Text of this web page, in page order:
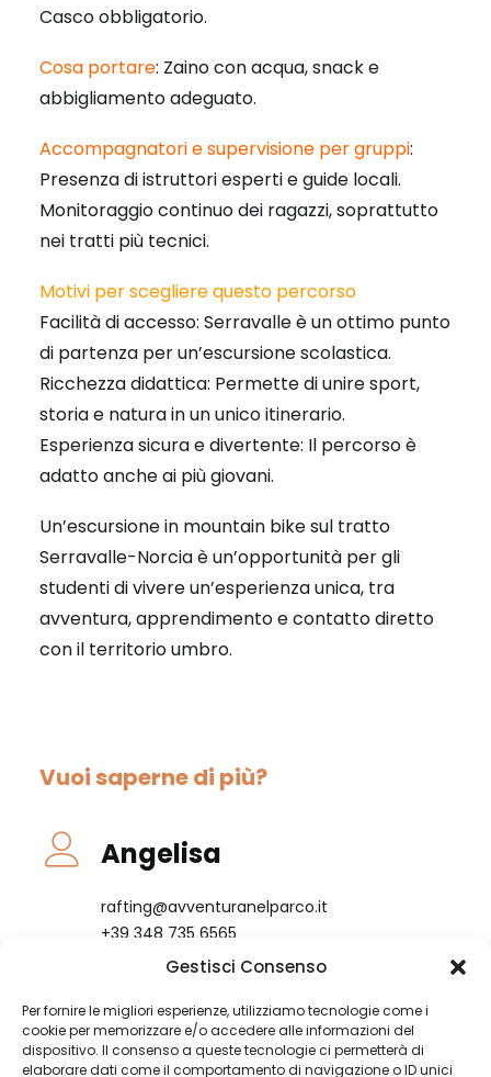
Gestisci Consenso
Per fornire le migliori esperienze, utilizziamo tecnologie come i
cookie per memorizzare e/o accedere alle informazioni del
dispositivo. Il consenso a queste tecnologie ci permetterà di
elaborare dati come il comportamento di navigazione o ID unici
Casco obbligatorio.
Cosa portare: Zaino con acqua, snack e
abbigliamento adeguato.
Accompagnatori e supervisione per gruppi:
Presenza di istruttori esperti e guide locali.
Monitoraggio continuo dei ragazzi, soprattutto
nei tratti più tecnici.
Motivi per scegliere questo percorso
Facilità di accesso: Serravalle è un ottimo punto
di partenza per un’escursione scolastica.
Ricchezza didattica: Permette di unire sport,
storia e natura in un unico itinerario.
Esperienza sicura e divertente: Il percorso è
adatto anche ai più giovani.
Un’escursione in mountain bike sul tratto
Serravalle-Norcia è un’opportunità per gli
studenti di vivere un’esperienza unica, tra
avventura, apprendimento e contatto diretto
con il territorio umbro.
Vuoi saperne di più?
Angelisa
rafting@avventuranelparco.it
+39 348 735 6565